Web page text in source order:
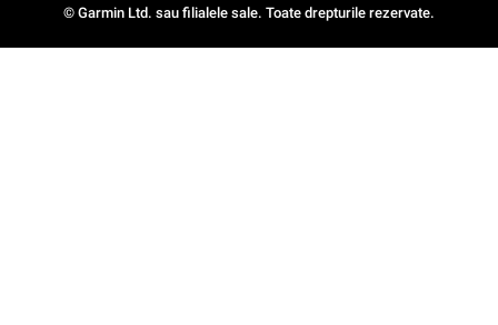
© Garmin Ltd. sau filialele sale. Toate drepturile rezervate.